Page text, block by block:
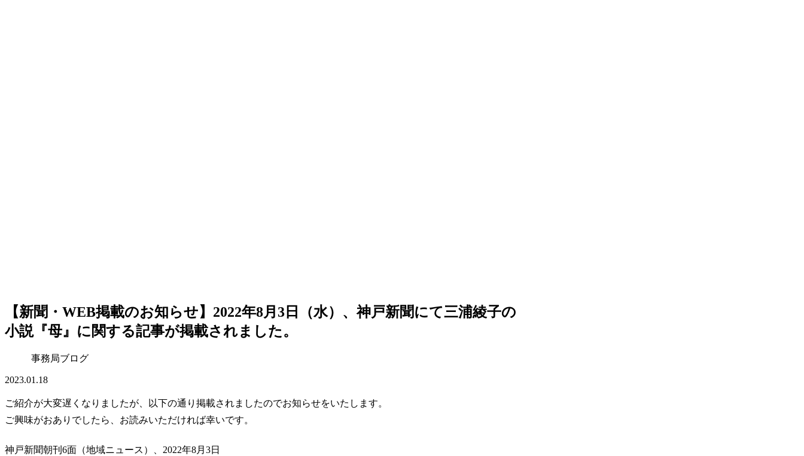
【新聞・WEB掲載のお知らせ】2022年8月3日（水）、神戸新聞にて三浦綾子の
小説『母』に関する記事が掲載されました。
事務局ブログ
2023.01.18
ご紹介が大変遅くなりましたが、以下の通り掲載されましたのでお知らせをいたします。
ご興味がおありでしたら、お読みいただければ幸いです。
神戸新聞朝刊6面（地域ニュース）、2022年8月3日